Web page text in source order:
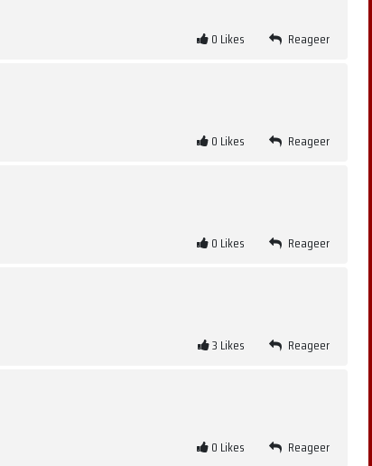
0 Likes Reageer
0 Likes Reageer
0 Likes Reageer
3 Likes Reageer
0 Likes Reageer